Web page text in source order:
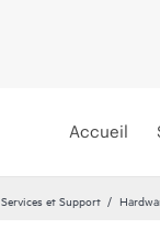
Accueil
Services et Support